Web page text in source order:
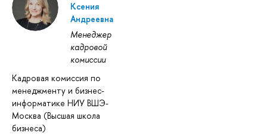
Ксения
Андреевна
Менеджер
кадровой
комиссии
Кадровая комиссия по
менеджменту и бизнес-
информатике НИУ ВШЭ-
Москва (Высшая школа
бизнеса)